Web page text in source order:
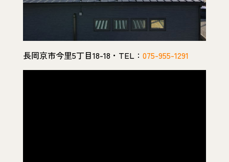
長岡京市今里5丁目18-18・TEL： 075-955-1291